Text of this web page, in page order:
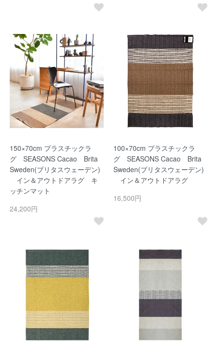
150×70cm プラスチックラ
グ SEASONS Cacao Brita
Sweden(ブリタスウェーデン)
イン＆アウトドアラグ キ
ッチンマット
24,200円
100×70cm プラスチックラ
グ SEASONS Cacao Brita
Sweden(ブリタスウェーデン)
イン＆アウトドアラグ
16,500円